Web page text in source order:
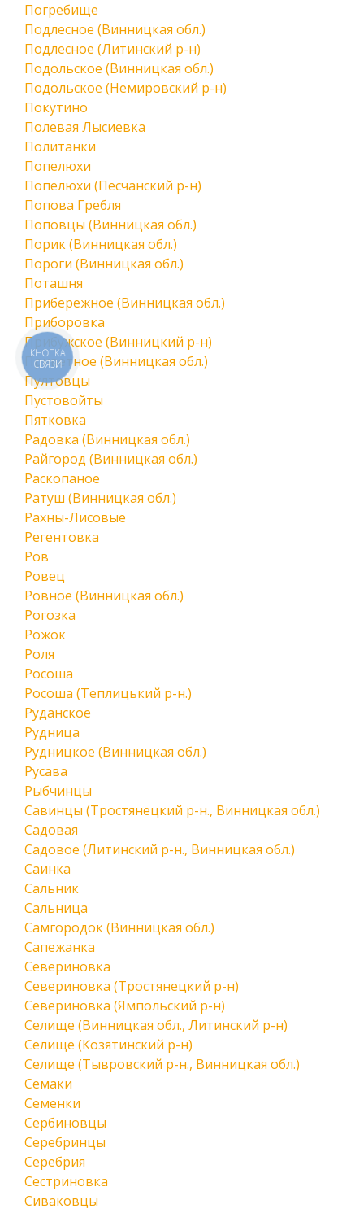
Погребище
Подлесное (Винницкая обл.)
Подлесное (Литинский р-н)
Подольское (Винницкая обл.)
Подольское (Немировский р-н)
Покутино
Полевая Лысиевка
Политанки
Попелюхи
Попелюхи (Песчанский р-н)
Попова Гребля
Поповцы (Винницкая обл.)
Порик (Винницкая обл.)
Пороги (Винницкая обл.)
Поташня
Прибережное (Винницкая обл.)
Приборовка
Прибужское (Винницкий р-н)
Приветное (Винницкая обл.)
Пултовцы
Пустовойты
Пятковка
Радовка (Винницкая обл.)
Райгород (Винницкая обл.)
Раскопаное
Ратуш (Винницкая обл.)
Рахны-Лисовые
Регентовка
Ров
Ровец
Ровное (Винницкая обл.)
Рогозка
Рожок
Роля
Росоша
Росоша (Теплицький р-н.)
Руданское
Рудница
Рудницкое (Винницкая обл.)
Русава
Рыбчинцы
Савинцы (Тростянецкий р-н., Винницкая обл.)
Садовая
Садовое (Литинский р-н., Винницкая обл.)
Саинка
Сальник
Сальница
Самгородок (Винницкая обл.)
Сапежанка
Севериновка
Севериновка (Тростянецкий р-н)
Севериновка (Ямпольский р-н)
Селище (Винницкая обл., Литинский р-н)
Селище (Козятинский р-н)
Селище (Тывровский р-н., Винницкая обл.)
Семаки
Семенки
Сербиновцы
Серебринцы
Серебрия
Сестриновка
Сиваковцы
КНОПКА
СВЯЗИ